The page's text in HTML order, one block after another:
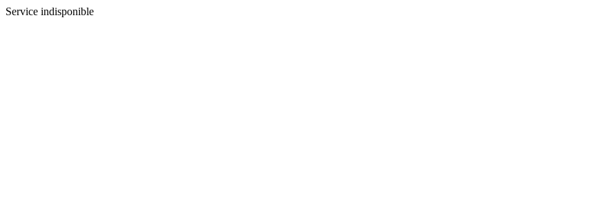
Service indisponible